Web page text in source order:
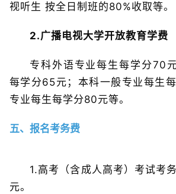
视听生 按全日制班的80%收取等。
2.广播电视大学开放教育学费
专科外语专业每生每学分70
每学分65元；本科一般专业每生
专业每生每学分80元等。
五、报名考务费
1.高考（含成人高考）考试考
元。